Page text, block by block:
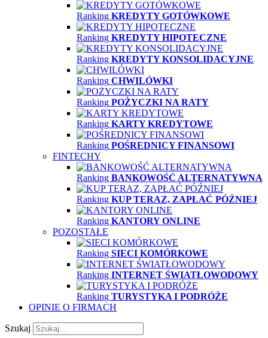
Ranking KREDYTY GOTÓWKOWE
Ranking KREDYTY HIPOTECZNE
Ranking KREDYTY KONSOLIDACYJNE
Ranking CHWILÓWKI
Ranking POŻYCZKI NA RATY
Ranking KARTY KREDYTOWE
Ranking POŚREDNICY FINANSOWI
FINTECHY
Ranking BANKOWOŚĆ ALTERNATYWNA
Ranking KUP TERAZ, ZAPŁAĆ PÓŹNIEJ
Ranking KANTORY ONLINE
POZOSTAŁE
Ranking SIECI KOMÓRKOWE
Ranking INTERNET ŚWIATŁOWODOWY
Ranking TURYSTYKA I PODRÓŻE
OPINIE O FIRMACH
Szukaj